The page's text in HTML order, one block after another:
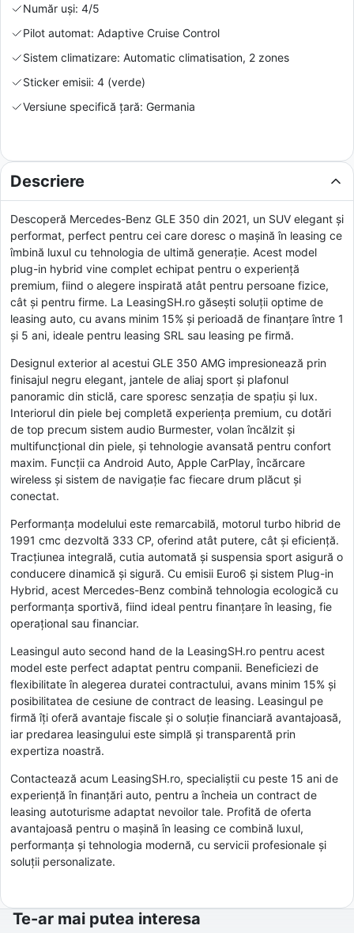
Număr uși: 4/5
Pilot automat: Adaptive Cruise Control
Sistem climatizare: Automatic climatisation, 2 zones
Sticker emisii: 4 (verde)
Versiune specifică țară: Germania
Descriere
Descoperă Mercedes-Benz GLE 350 din 2021, un SUV elegant și
performat, perfect pentru cei care doresc o mașină în leasing ce
îmbină luxul cu tehnologia de ultimă generație. Acest model
plug-in hybrid vine complet echipat pentru o experiență
premium, fiind o alegere inspirată atât pentru persoane fizice,
cât și pentru firme. La LeasingSH.ro găsești soluții optime de
leasing auto, cu avans minim 15% și perioadă de finanțare între 1
și 5 ani, ideale pentru leasing SRL sau leasing pe firmă.
Designul exterior al acestui GLE 350 AMG impresionează prin
finisajul negru elegant, jantele de aliaj sport și plafonul
panoramic din sticlă, care sporesc senzația de spațiu și lux.
Interiorul din piele bej completă experiența premium, cu dotări
de top precum sistem audio Burmester, volan încălzit și
multifuncțional din piele, și tehnologie avansată pentru confort
maxim. Funcții ca Android Auto, Apple CarPlay, încărcare
wireless și sistem de navigație fac fiecare drum plăcut și
conectat.
Performanța modelului este remarcabilă, motorul turbo hibrid de
1991 cmc dezvoltă 333 CP, oferind atât putere, cât și eficiență.
Tracțiunea integrală, cutia automată și suspensia sport asigură o
conducere dinamică și sigură. Cu emisii Euro6 și sistem Plug-in
Hybrid, acest Mercedes-Benz combină tehnologia ecologică cu
performanța sportivă, fiind ideal pentru finanțare în leasing, fie
operațional sau financiar.
Leasingul auto second hand de la LeasingSH.ro pentru acest
model este perfect adaptat pentru companii. Beneficiezi de
flexibilitate în alegerea duratei contractului, avans minim 15% și
posibilitatea de cesiune de contract de leasing. Leasingul pe
firmă îți oferă avantaje fiscale și o soluție financiară avantajoasă,
iar predarea leasingului este simplă și transparentă prin
expertiza noastră.
Contactează acum LeasingSH.ro, specialiștii cu peste 15 ani de
experiență în finanțări auto, pentru a încheia un contract de
leasing autoturisme adaptat nevoilor tale. Profită de oferta
avantajoasă pentru o mașină în leasing ce combină luxul,
performanța și tehnologia modernă, cu servicii profesionale și
soluții personalizate.
Te-ar mai putea interesa